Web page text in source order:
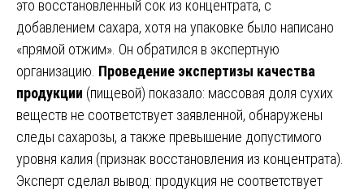
это восстановленный сок из концентрата, с
добавлением сахара, хотя на упаковке было написано
«прямой отжим». Он обратился в экспертную
организацию. Проведение экспертизы качества
продукции (пищевой) показало: массовая доля сухих
веществ не соответствует заявленной, обнаружены
следы сахарозы, а также превышение допустимого
уровня калия (признак восстановления из концентрата).
Эксперт сделал вывод: продукция не соответствует